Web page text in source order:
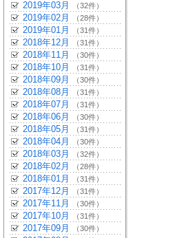
2019年03月 （32件）
2019年02月 （28件）
2019年01月 （31件）
2018年12月 （31件）
2018年11月 （30件）
2018年10月 （31件）
2018年09月 （30件）
2018年08月 （31件）
2018年07月 （31件）
2018年06月 （30件）
2018年05月 （31件）
2018年04月 （30件）
2018年03月 （32件）
2018年02月 （28件）
2018年01月 （31件）
2017年12月 （31件）
2017年11月 （30件）
2017年10月 （31件）
2017年09月 （30件）